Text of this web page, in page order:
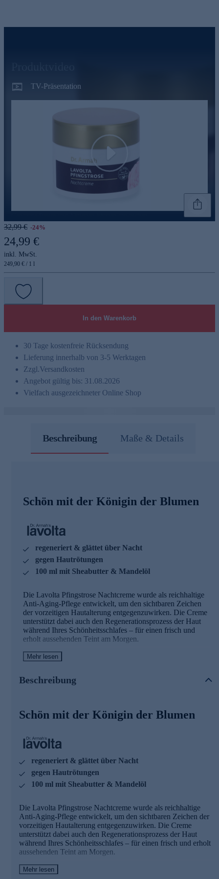
TV-Präsentation
32,99 € -24%
24,99 €
inkl. MwSt.
249,90 € / 1 l
In den Warenkorb
30 Tage kostenfreie Rücksendung
Lieferung innerhalb von 3-5 Werktagen
Zzgl.Versandkosten
Angebot gültig bis: 31.08.2026
Vielfach ausgezeichneter Online Shop
Beschreibung Maße & Details
Schön mit der Königin der Blumen
regeneriert & glättet über Nacht
gegen Hautrötungen
100 ml mit Sheabutter & Mandelöl
Die Lavolta Pfingstrose Nachtcreme wurde als reichhaltige
Anti-Aging-Pflege entwickelt, um den sichtbaren Zeichen
der vorzeitigen Hautalterung entgegenzuwirken. Die Creme
unterstützt dabei auch den Regenerationsprozess der Haut
während Ihres Schönheitsschlafes – für einen frisch und
erholt aussehenden Teint am Morgen.
Ihre Vorteile in der Übersicht
- harmonisierend
- gegen Hautrötungen
- regeneriert die Haut in der Nacht
Die Hauptwirkstoffe
hauteigenen Regenerationsprozess in der Nacht
Wertvolle natürliche Lipide aus Sheabutter und Mandelöl
pflegen die Haut weich und geschmeidig und schützen
sie vor Feuchtigkeitsverlust
Feuchtigkeitsspeicherung
Schlafen Sie sich schön! Schnell online bestellen!
Mehr lesen
Beschreibung
Schön mit der Königin der Blumen
regeneriert & glättet über Nacht
gegen Hautrötungen
100 ml mit Sheabutter & Mandelöl
Die Lavolta Pfingstrose Nachtcreme wurde als reichhaltige
Anti-Aging-Pflege entwickelt, um den sichtbaren Zeichen der
vorzeitigen Hautalterung entgegenzuwirken. Die Creme
unterstützt dabei auch den Regenerationsprozess der Haut
während Ihres Schönheitsschlafes – für einen frisch und erholt
aussehenden Teint am Morgen.
Ihre Vorteile in der Übersicht
Mehr lesen